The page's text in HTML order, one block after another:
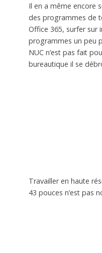
Il en a même encore
des programmes de
Office 365, surfer sur
programmes un peu
NUC n’est pas fait
bureautique il se
Travailler en haute
43 pouces n’est pas